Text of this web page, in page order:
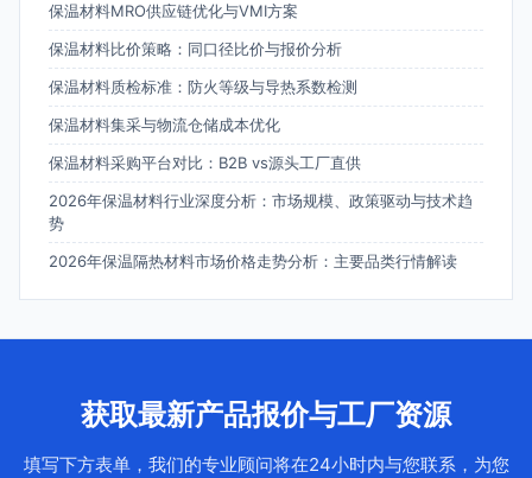
保温材料MRO供应链优化与VMI方案
保温材料比价策略：同口径比价与报价分析
保温材料质检标准：防火等级与导热系数检测
保温材料集采与物流仓储成本优化
保温材料采购平台对比：B2B vs源头工厂直供
2026年保温材料行业深度分析：市场规模、政策驱动与技术趋
势
2026年保温隔热材料市场价格走势分析：主要品类行情解读
获取最新产品报价与工厂资源
填写下方表单，我们的专业顾问将在24小时内与您联系，为您